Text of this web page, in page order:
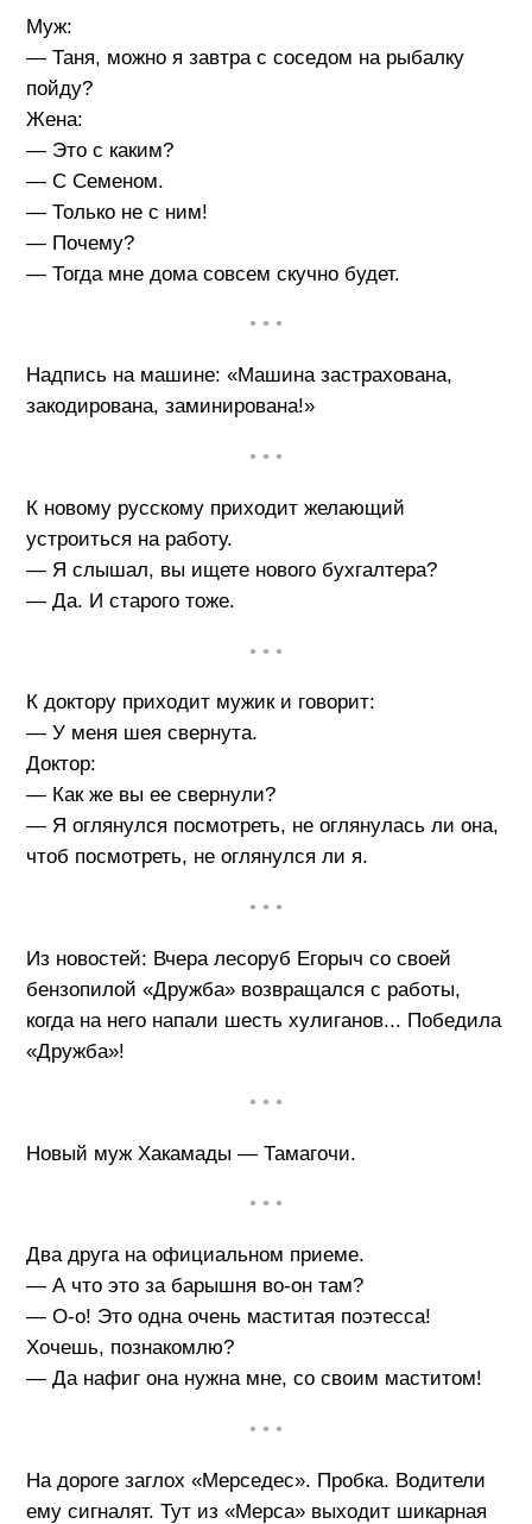
Муж:
— Таня, можно я завтра с соседом на рыбалку
пойду?
Жена:
— Это с каким?
— С Семеном.
— Только не с ним!
— Почему?
— Тогда мне дома совсем скучно будет.
• • •
Надпись на машине: «Машина застрахована,
закодирована, заминирована!»
• • •
К новому русскому приходит желающий
устроиться на работу.
— Я слышал, вы ищете нового бухгалтера?
— Да. И старого тоже.
• • •
К доктору приходит мужик и говорит:
— У меня шея свернута.
Доктор:
— Как же вы ее свернули?
— Я оглянулся посмотреть, не оглянулась ли она,
чтоб посмотреть, не оглянулся ли я.
• • •
Из новостей: Вчера лесоруб Егорыч со своей
бензопилой «Дружба» возвращался с работы,
когда на него напали шесть хулиганов... Победила
«Дружба»!
• • •
Новый муж Хакамады — Тамагочи.
• • •
Два друга на официальном приеме.
— А что это за барышня во-он там?
— О-о! Это одна очень маститая поэтесса!
Хочешь, познакомлю?
— Да нафиг она нужна мне, со своим маститом!
• • •
На дороге заглох «Мерседес». Пробка. Водители
ему сигналят. Тут из «Мерса» выходит шикарная